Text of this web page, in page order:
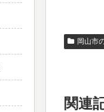
岡山市
関連